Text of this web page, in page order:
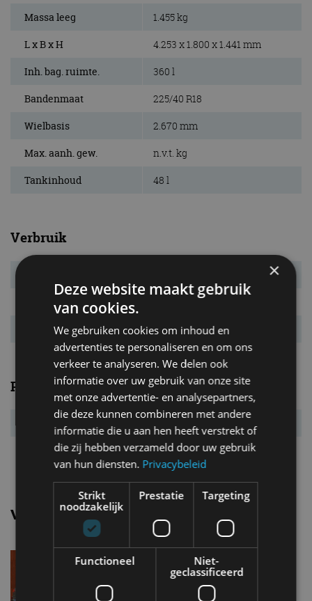
Massa leeg 1.455 kg
L x B x H 4.253 x 1.800 x 1.441 mm
Inh. bag. ruimte. 360 l
Bandenmaat 225/40 R18
Wielbasis 2.670 mm
Max. aanh. gew. n.v.t. kg
Tankinhoud 48 l
Verbruik
Energielabel G
Prestaties
Acc. 0-100 km/u 4,9 s
Topsnelheid 250 km/u
Vergelijkbare uitvoeringen
Mini ClubmanOne
×
Deze website maakt gebruik
van cookies.
We gebruiken cookies om inhoud en
advertenties te personaliseren en om ons
verkeer te analyseren. We delen ook
informatie over uw gebruik van onze site
met onze advertentie- en analysepartners,
die deze kunnen combineren met andere
informatie die u aan hen heeft verstrekt of
die zij hebben verzameld door uw gebruik
van hun diensten. Privacybeleid
Strikt
noodzakelijk
Prestatie Targeting
Functioneel
Niet-
geclassificeerd